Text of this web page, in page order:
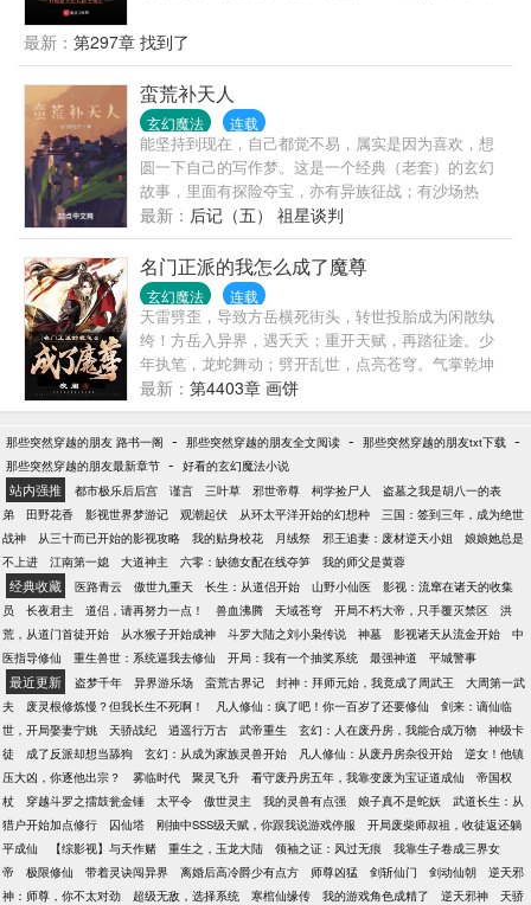
门我还关门。”源氏装傻。……喜欢博人传，别拿博人
设定套，谢谢。(没那么多阴谋论，岸本设定是什么样
的就是什么样的。)
最新： 第297章 找到了
蛮荒补天人
玄幻魔法 连载
能坚持到现在，自己都觉不易，属实是因为喜欢，想
圆一下自己的写作梦。这是一个经典（老套）的玄幻
故事，里面有探险夺宝，亦有异族征战；有沙场热
血，亦有暗夜阴谋；有兄弟情深，亦有美人恩重；有
争强斗狠，亦有扮猪吃虎；有小家日子，亦有种族存
亡……蛮荒陋...
最新： 后记（五） 祖星谈判
名门正派的我怎么成了魔尊
玄幻魔法 连载
天雷劈歪，导致方岳横死街头，转世投胎成为闲散纨
绔！方岳入异界，遇夭夭；重开天赋，再踏征途。少
年执笔，龙蛇舞动；劈开乱世，点亮苍穹。气掌乾坤
的世界里，究竟是蟒雀吞龙，还是魔龙崛起？！
最新： 第4403章 画饼
那些突然穿越的朋友 路书一阁 - 那些突然穿越的朋友全文阅读 - 那些突然穿越的朋友txt下载 -
那些突然穿越的朋友最新章节 - 好看的玄幻魔法小说
站内强推 都市极乐后后宫 谨言 三叶草 邪世帝尊 柯学捡尸人
盗墓之我是胡八一的表
弟
田野花香 影视世界梦游记 观潮起伏 从环太平洋开始的幻想种
三国：签到三年，成为绝世
战神
从三十而已开始的影视攻略 我的贴身校花 月绒祭 邪王追妻：废材逆天小姐
娘娘她总是
不上进
江南第一媳 大道神主 六零：缺德女配在线夺笋 我的师父是黄蓉
经典收藏 医路青云 傲世九重天 长生：从道侣开始 山野小仙医
影视：流窜在诸天的收集
员
长夜君主 道侣，请再努力一点！ 兽血沸腾 天域苍穹 开局不朽大帝，只手覆灭禁区
洪
荒，从道门首徒开始
从水猴子开始成神 斗罗大陆之刘小枭传说 神墓 影视诸天从流金开始
中
医指导修仙
重生兽世：系统逼我去修仙 开局：我有一个抽奖系统 最强神道 平城警事
最近更新 盗梦千年 异界游乐场 蛮荒古界记 封神：拜师元始，我竟成了周武王
大周第一武
夫
废灵根修炼慢？但我长生不死啊！ 凡人修仙：疯了吧！你一百岁了还要修仙
剑来：谪仙临
世，开局娶妻宁姚
天骄战纪 逍遥行万古 武帝重生 玄幻：人在废丹房，我能合成万物
神级卡
徒
成了反派却想当舔狗 玄幻：从成为家族灵兽开始 凡人修仙：从废丹房杂役开始
逆女！他镇
压大凶，你逐他出宗？
雾临时代 聚灵飞升 看守废丹房五年，我靠变废为宝证道成仙
帝国权
杖
穿越斗罗之擂鼓瓮金锤 太平令 傲世灵主 我的灵兽有点强 娘子真不是蛇妖
武道长生：从
猎户开始加点修行
囚仙塔 刚抽中SSS级天赋，你跟我说游戏停服
开局废柴师叔祖，收徒返还躺
平成仙
【综影视】与天作赌 重生之，玉龙大陆 领袖之证：风过无痕
我靠生子卷成三界女
帝
极限修仙 带着灵诀闯异界 离婚后高冷爵少有点方 师尊凶猛 剑斩仙门 剑动仙朝
逆天邪
神：师尊，你不太对劲
超级无敌，选择系统 寒棺仙缘传 我的游戏角色成精了 逆天邪神 天骄